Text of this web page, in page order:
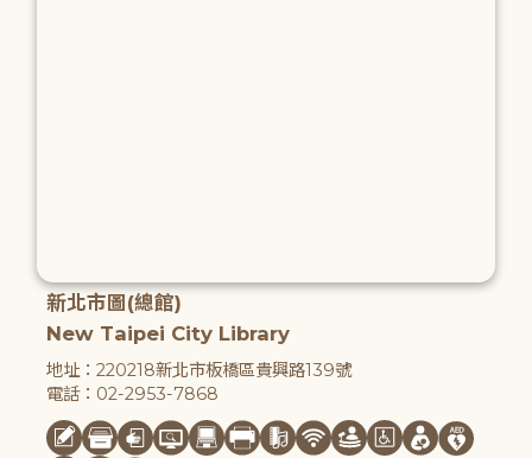
新北市圖(總館)
New Taipei City Library
地址：220218新北市板橋區貴興路139號
電話：02-2953-7868